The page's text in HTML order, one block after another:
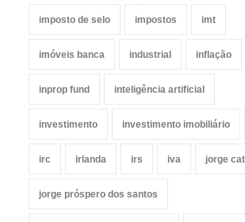
imposto de selo impostos imt
imóveis banca industrial inflação
inprop fund inteligência artificial
investimento investimento imobiliário
irc irlanda irs iva jorge
jorge próspero dos santos